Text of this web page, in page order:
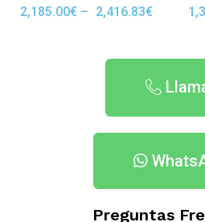
Rated
2,185.00€ – 2,416.83€
Preguntas